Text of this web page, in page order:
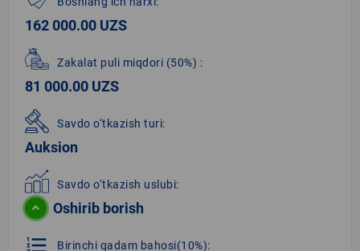
162 000.00 UZS
Zakalat puli miqdori (50%) :
81 000.00 UZS
Savdo o‘tkazish turi:
Auksion
Savdo o‘tkazish uslubi:
Oshirib borish
format_list_numbered Birinchi qadam bahosi(10%):